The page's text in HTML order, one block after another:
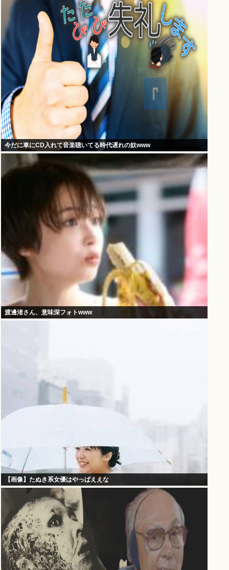
今だに車にCD入れて音楽聴いてる時代遅れの奴www
渡邊渚さん、意味深フォトwww
【画像】たぬき系女優はやっぱええな